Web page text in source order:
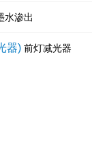
水渗出
器) 前灯减光器